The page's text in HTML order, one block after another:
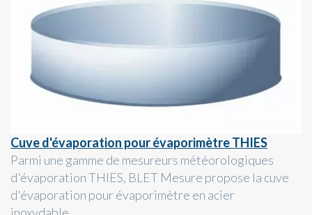
Cuve d'évaporation pour évaporimètre THIES
Parmi une gamme de mesureurs météorologiques
d'évaporation THIES, BLET Mesure propose la cuve
d'évaporation pour évaporimètre en acier
inoxydable...